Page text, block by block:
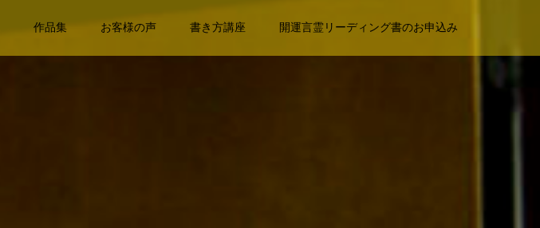
作品集 お客様の声 書き方講座 開運言霊リーディング書のお申込み